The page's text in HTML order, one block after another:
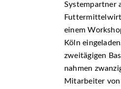
Systempartner
einem
Köln
zweitägigen
nahmen
Mitarbeiter von